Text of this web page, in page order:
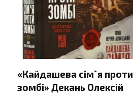
«Кайдашева сім`я проти
зомбі» Декань Олексій